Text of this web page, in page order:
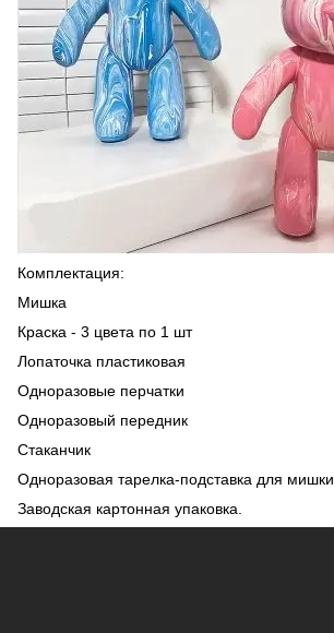
Комплектация:
Мишка
Краска - 3 цвета по 1 шт
Лопаточка пластиковая
Одноразовые перчатки
Одноразовый передник
Стаканчик
Одноразовая тарелка-подставка для мишки
Заводская картонная упаковка.